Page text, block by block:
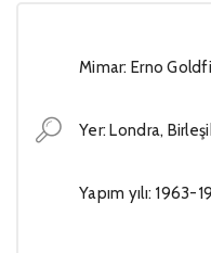
Mimar: Erno
Yer: Londra,
Yapım yılı: 1963-